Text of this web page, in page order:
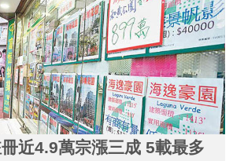
近4.9萬宗漲三成 5載最多